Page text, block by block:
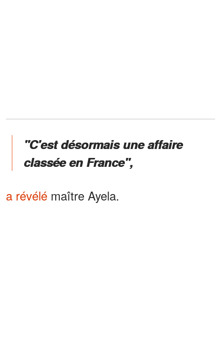
"C'est désormais une affaire
classée en France",
a révélé maître Ayela.